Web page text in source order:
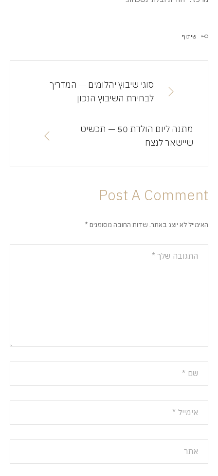
שיתוף
סוגי שיבוץ יהלומים — המדריך
לבחירת השיבוץ הנכון
מתנה ליום הולדת 50 — תכשיט
שיישאר לנצח
Post A Comment
האימייל לא יוצג באתר. שדות החובה מסומנים *